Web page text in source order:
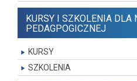
KURSY I SZKOLENIA DLA
PEDAGPOGICZNEJ
KURSY
SZKOLENIA